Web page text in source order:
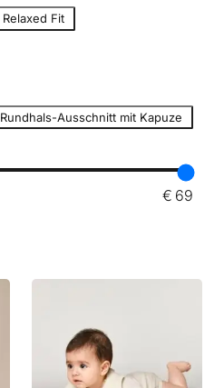
Relaxed Fit
Rundhals-Ausschnitt mit Kapuze
€ 69